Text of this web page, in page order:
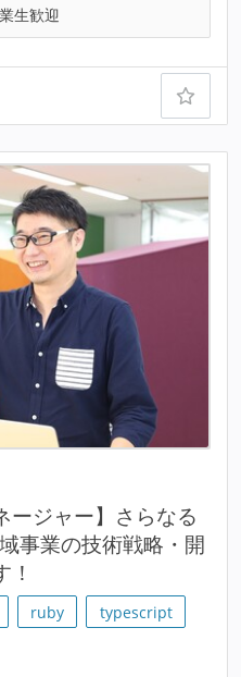
生歓迎
ージャー】さらなる
事業の技術戦略・開
ruby
typescript